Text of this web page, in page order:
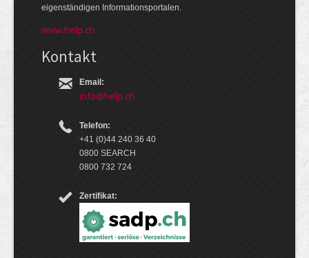
eigen­ständigen Infor­mations­por­talen.
www.help.ch
Kontakt
Email:
info@help.ch
Telefon:
+41 (0)44 240 36 40
0800 SEARCH
0800 732 724
Zertifikat: